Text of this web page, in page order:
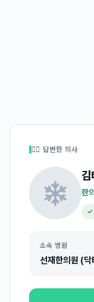
👩‍⚕️ 답변한 의사
김
한
✓
소속 병원
선재한의원 (